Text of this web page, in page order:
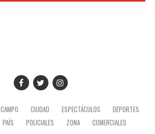
CAMPO CIUDAD ESPECTÁCULOS
DEPORTES
PAÍS POLICIALES ZONA COMERCIALES